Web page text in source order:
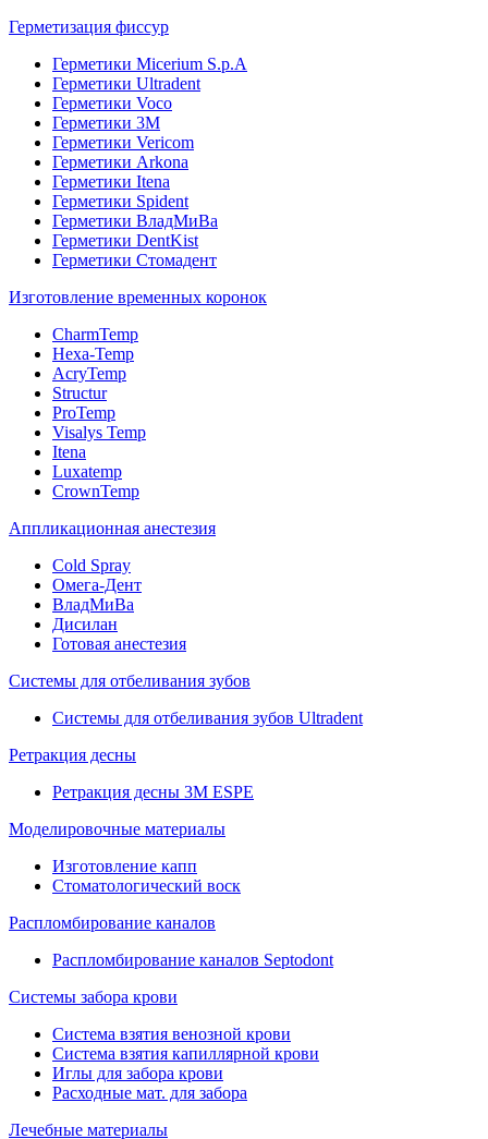
Герметизация фиссур
Герметики Micerium S.p.A
Герметики Ultradent
Герметики Voco
Герметики 3M
Герметики Vericom
Герметики Arkona
Герметики Itena
Герметики Spident
Герметики ВладМиВа
Герметики DentKist
Герметики Стомадент
Изготовление временных коронок
CharmTemp
Hexa-Temp
AcryTemp
Structur
ProTemp
Visalys Temp
Itena
Luxatemp
CrownTemp
Аппликационная анестезия
Cold Spray
Омега-Дент
ВладМиВа
Дисилан
Готовая анестезия
Системы для отбеливания зубов
Системы для отбеливания зубов Ultradent
Ретракция десны
Ретракция десны 3M ESPE
Моделировочные материалы
Изготовление капп
Стоматологический воск
Распломбирование каналов
Распломбирование каналов Septodont
Системы забора крови
Система взятия венозной крови
Система взятия капиллярной крови
Иглы для забора крови
Расходные мат. для забора
Лечебные материалы